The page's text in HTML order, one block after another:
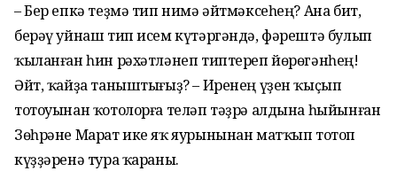
– Бер епкә теҙмә тип нимә әйтмәксеһең? Ана бит,
берәү уйнаш тип исем күтәргәндә, фәрештә булып
ҡыланған һин рәхәтләнеп типтереп йөрөгәнһең!
Әйт, ҡайҙа таныштығыҙ? – Иренең үҙен ҡыҫып
тотоуынан ҡотолорға теләп тәҙрә алдына һыйынған
Зөһрәне Марат ике яҡ яурынынан матҡып тотоп
күҙҙәренә тура ҡараны.